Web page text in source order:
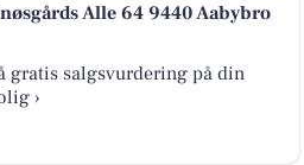
Alle 64 9440 Aabybro
gratis salgsvurdering på din
›